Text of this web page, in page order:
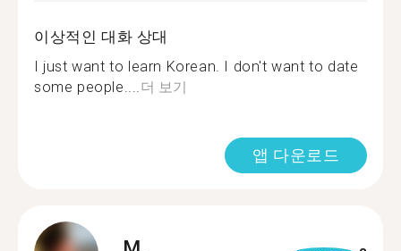
이상적인 대화 상대
I just want to learn Korean. I don't want to date
some people....더 보기
앱 다운로드